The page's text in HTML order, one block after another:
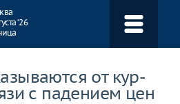
‘26
от кур-
с падением цен